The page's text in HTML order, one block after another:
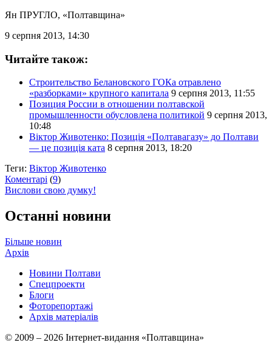
Ян ПРУГЛО, «Полтавщина»
9 серпня 2013, 14:30
Читайте також:
Строительство Белановского ГОКа отравлено
«разборками» крупного капитала 9 серпня 2013, 11:55
Позиция России в отношении полтавской
промышленности обусловлена политикой 9 серпня 2013,
10:48
Віктор Животенко: Позиція «Полтавагазу» до Полтави
— це позиція ката 8 серпня 2013, 18:20
Теги: Віктор Животенко
Коментарі (9)
Вислови свою думку!
Останні новини
Більше новин
Архів
Новини Полтави
Спецпроекти
Блоги
Фоторепортажі
Архів матеріалів
© 2009 – 2026 Інтернет-видання «Полтавщина»